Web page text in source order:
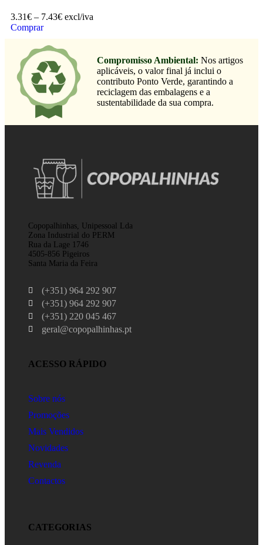
3.31€ – 7.43€ excl/iva
Comprar
Compromisso Ambiental: Nos artigos
aplicáveis, o valor final já inclui o
contributo Ponto Verde, garantindo a
reciclagem das embalagens e a
sustentabilidade da sua compra.
Copopalhinhas, Unipessoal Lda
Zona Industrial do PERM
Rua da Lage 1746
4505-856 Pigeiros
Santa Maria da Feira
(+351) 964 292 907
(+351) 964 292 907
(+351) 220 045 467
geral@copopalhinhas.pt
ACESSO RÁPIDO
Sobre nós
Promoções
Mais Vendidos
Novidades
Revenda
Contactos
CATEGORIAS